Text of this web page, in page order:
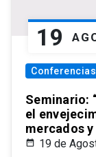
19
Conferencias
Seminario:
el
mercados
19 de